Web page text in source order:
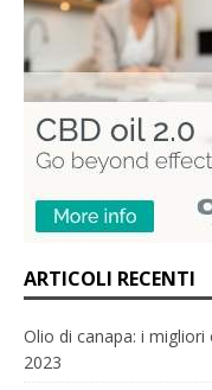
ARTICOLI RECENTI
Olio di canapa: i
2023